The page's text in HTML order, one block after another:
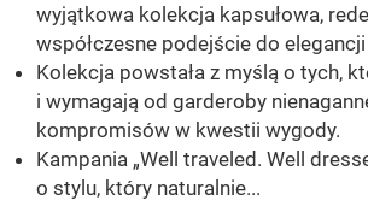
wyjątkowa kolekcja kapsułowa,
współczesne podejście do
Kolekcja powstała z myślą o tych,
i wymagają od garderoby
kompromisów w kwestii wygody.
Kampania „Well traveled. Well
o stylu, który naturalnie...